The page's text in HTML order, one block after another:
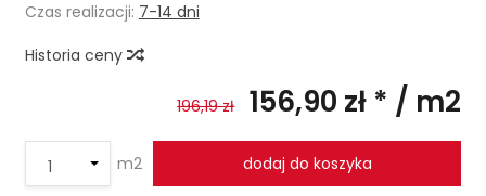
Czas realizacji: 7-14 dni
Historia ceny
196,19 zł 156,90 zł * / m2
m2 dodaj do koszyka